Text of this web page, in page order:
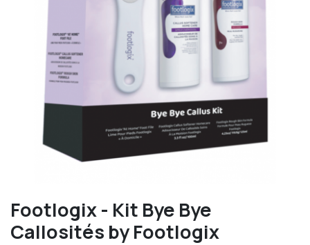
Footlogix - Kit Bye Bye
Callosités by Footlogix